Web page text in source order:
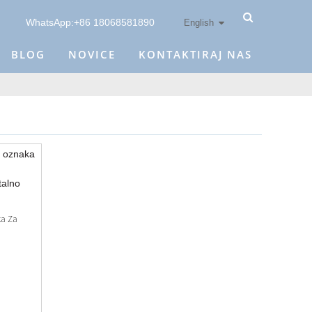
WhatsApp:+86 18068581890 English
BLOG NOVICE KONTAKTIRAJ NAS
Za